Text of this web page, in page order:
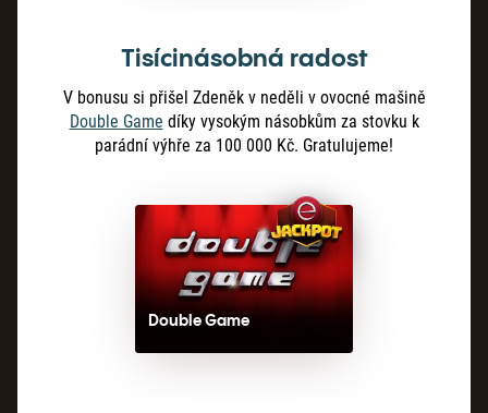
Tisícinásobná radost
V bonusu si přišel Zdeněk v neděli v ovocné mašině
Double Game díky vysokým násobkům za stovku k
parádní výhře za 100 000 Kč. Gratulujeme!
Double Game